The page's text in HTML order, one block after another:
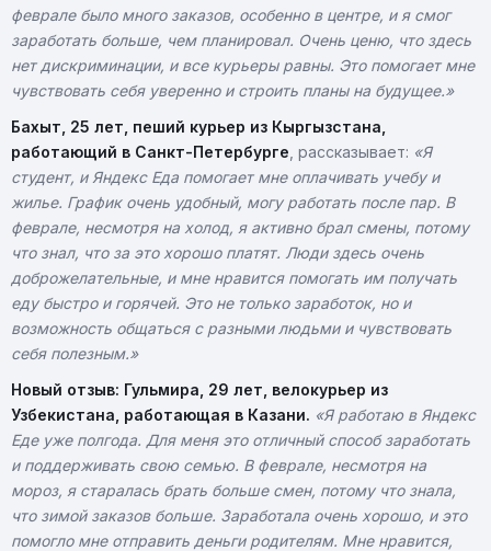
феврале было много заказов, особенно в центре, и я смог
заработать больше, чем планировал. Очень ценю, что здесь
нет дискриминации, и все курьеры равны. Это помогает мне
чувствовать себя уверенно и строить планы на будущее.»
Бахыт, 25 лет, пеший курьер из Кыргызстана,
работающий в Санкт-Петербурге , рассказывает: «Я
студент, и Яндекс Еда помогает мне оплачивать учебу и
жилье. График очень удобный, могу работать после пар. В
феврале, несмотря на холод, я активно брал смены, потому
что знал, что за это хорошо платят. Люди здесь очень
доброжелательные, и мне нравится помогать им получать
еду быстро и горячей. Это не только заработок, но и
возможность общаться с разными людьми и чувствовать
себя полезным.»
Новый отзыв: Гульмира, 29 лет, велокурьер из
Узбекистана, работающая в Казани. «Я работаю в Яндекс
Еде уже полгода. Для меня это отличный способ заработать
и поддерживать свою семью. В феврале, несмотря на
мороз, я старалась брать больше смен, потому что знала,
что зимой заказов больше. Заработала очень хорошо, и это
помогло мне отправить деньги родителям. Мне нравится,